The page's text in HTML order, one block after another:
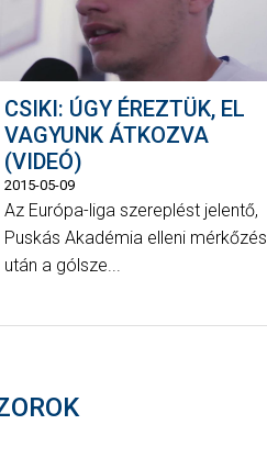
CSIKI: ÚGY ÉREZTÜK, EL
VAGYUNK ÁTKOZVA
(VIDEÓ)
2015-05-09
Az Európa-liga szereplést jelentő,
Puskás Akadémia elleni mérkőzés
után a gólsze...